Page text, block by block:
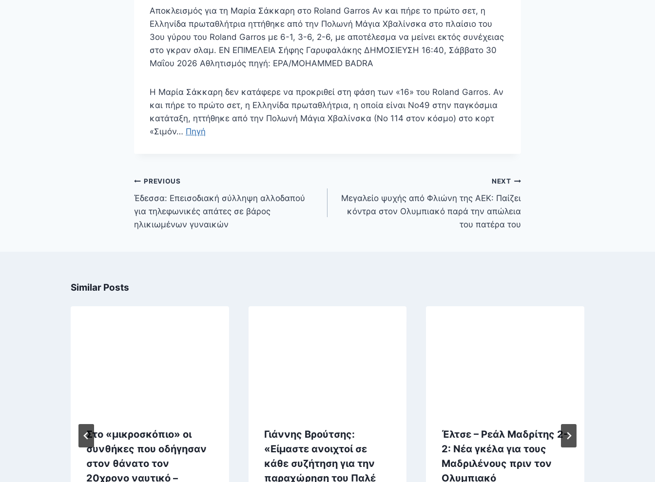
Αποκλεισμός για τη Μαρία Σάκκαρη στο Roland Garros Αν και πήρε το πρώτο σετ, η
Ελληνίδα πρωταθλήτρια ηττήθηκε από την Πολωνή Μάγια Χβαλίνσκα στο πλαίσιο του
3ου γύρου του Roland Garros με 6-1, 3-6, 2-6, με αποτέλεσμα να μείνει εκτός συνέχειας
στο γκραν σλαμ. EN ΕΠΙΜΕΛΕΙΑ Σήφης Γαρυφαλάκης ΔΗΜΟΣΙΕΥΣΗ 16:40, Σάββατο 30
Μαΐου 2026 Αθλητισμός πηγή: EPA/MOHAMMED BADRA
Η Μαρία Σάκκαρη δεν κατάφερε να προκριθεί στη φάση των «16» του Roland Garros. Αν
και πήρε το πρώτο σετ, η Ελληνίδα πρωταθλήτρια, η οποία είναι Νο49 στην παγκόσμια
κατάταξη, ηττήθηκε από την Πολωνή Μάγια Χβαλίνσκα (Νο 114 στον κόσμο) στο κορτ
«Σιμόν… Πηγή
Πλοήγηση
άρθρων
PREVIOUS
Έδεσσα: Επεισοδιακή σύλληψη αλλοδαπού
για τηλεφωνικές απάτες σε βάρος
ηλικιωμένων γυναικών
NEXT
Μεγαλείο ψυχής από Φλιώνη της ΑΕΚ: Παίζει
κόντρα στον Ολυμπιακό παρά την απώλεια
του πατέρα του
Similar Posts
Στο «μικροσκόπιο» οι
συνθήκες που οδήγησαν
στον θάνατο τον
20χρονο ναυτικό –
Γιάννης Βρούτσης:
«Είμαστε ανοιχτοί σε
κάθε συζήτηση για την
παραχώρηση του Παλέ
Έλτσε – Ρεάλ Μαδρίτης 2-
2: Νέα γκέλα για τους
Μαδριλένους πριν τον
Ολυμπιακό